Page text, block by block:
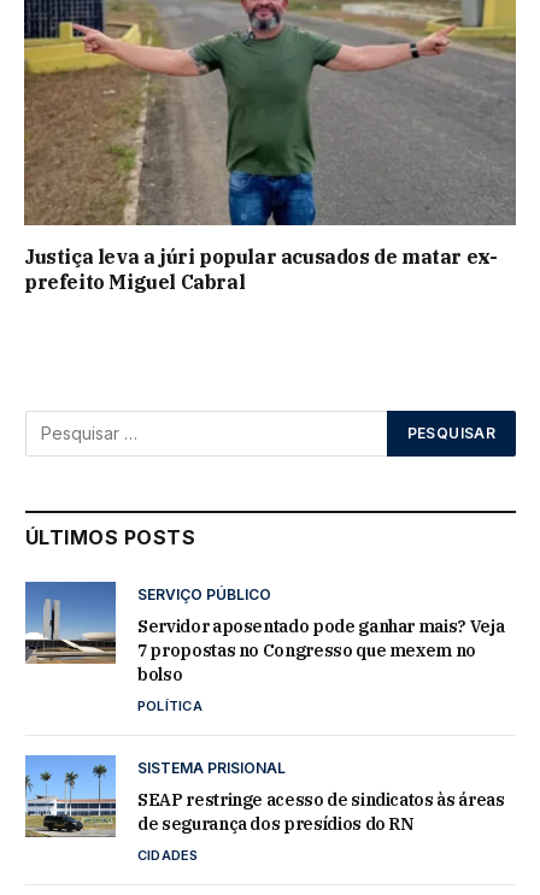
Justiça leva a júri popular acusados de matar ex-
prefeito Miguel Cabral
ÚLTIMOS POSTS
SERVIÇO PÚBLICO
Servidor aposentado pode ganhar mais? Veja
7 propostas no Congresso que mexem no
bolso
POLÍTICA
SISTEMA PRISIONAL
SEAP restringe acesso de sindicatos às áreas
de segurança dos presídios do RN
CIDADES